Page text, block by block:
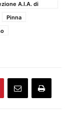
A.I.A. di
Pinna